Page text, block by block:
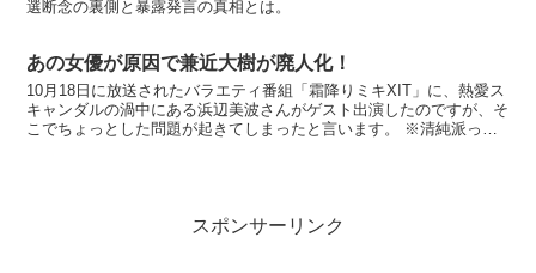
選断念の裏側と暴露発言の真相とは。
あの女優が原因で兼近大樹が廃人化！
10月18日に放送されたバラエティ番組「霜降りミキXIT」に、熱愛ス
キャンダルの渦中にある浜辺美波さんがゲスト出演したのですが、そ
こでちょっとした問題が起きてしまったと言います。 ※清純派っ
スポンサーリンク